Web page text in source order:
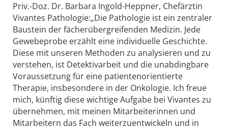
Priv.-Doz. Dr. Barbara Ingold-Heppner, Chefärztin
Vivantes Pathologie:„Die Pathologie ist ein zentraler
Baustein der fächerübergreifenden Medizin. Jede
Gewebeprobe erzählt eine individuelle Geschichte.
Diese mit unseren Methoden zu analysieren und zu
verstehen, ist Detektivarbeit und die unabdingbare
Voraussetzung für eine patientenorientierte
Therapie, insbesondere in der Onkologie. Ich freue
mich, künftig diese wichtige Aufgabe bei Vivantes zu
übernehmen, mit meinen Mitarbeiterinnen und
Mitarbeitern das Fach weiterzuentwickeln und in